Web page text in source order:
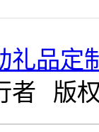
礼品定
者 版